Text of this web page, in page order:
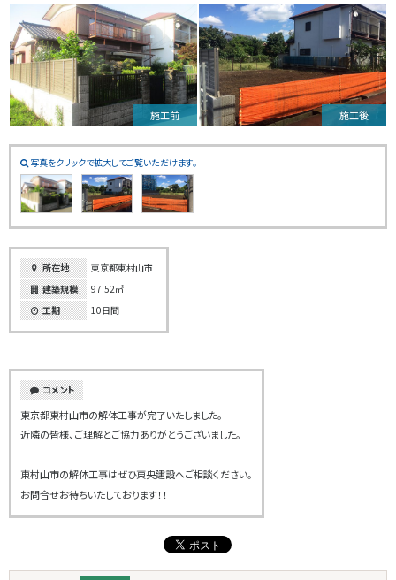
施工前 施工後
写真をクリックで拡大してご覧いただけます。
所在地
東京都東村山市
建築規模
97.52㎡
工期
10日間
コメント
東京都東村山市の解体工事が完了いたしました。
近隣の皆様、ご理解とご協力ありがとうございました。
東村山市の解体工事はぜひ東央建設へご相談ください。
お問合せお待ちいたしております！！